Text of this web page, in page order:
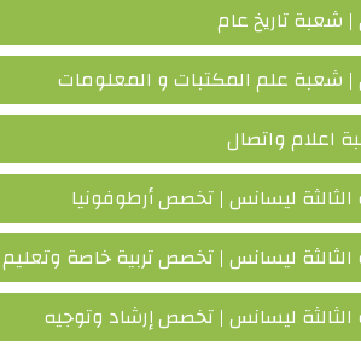
| شعبة تاريخ عام
| شعبة علم المكتبات و المعلومات
اعلام واتصال
ليسانس | تخصص أرطوفونيا
الثالثة ليسانس | تخصص تربية خاصة
ليسانس | تخصص إرشاد وتوجيه